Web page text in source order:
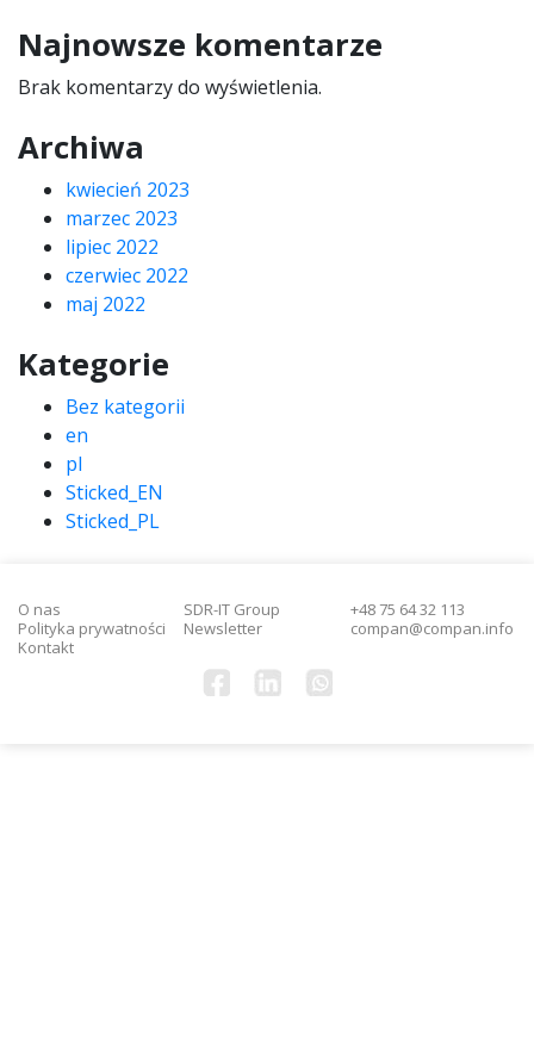
Najnowsze komentarze
Brak komentarzy do wyświetlenia.
Archiwa
kwiecień 2023
marzec 2023
lipiec 2022
czerwiec 2022
maj 2022
Kategorie
Bez kategorii
en
pl
Sticked_EN
Sticked_PL
O nas
Polityka prywatności
Kontakt
SDR-IT Group
Newsletter
+48 75 64 32 113
compan@compan.info